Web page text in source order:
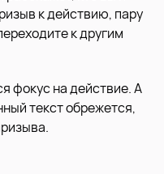
к действию, пару
к другим
фокус на действие. А
текст обрежется,